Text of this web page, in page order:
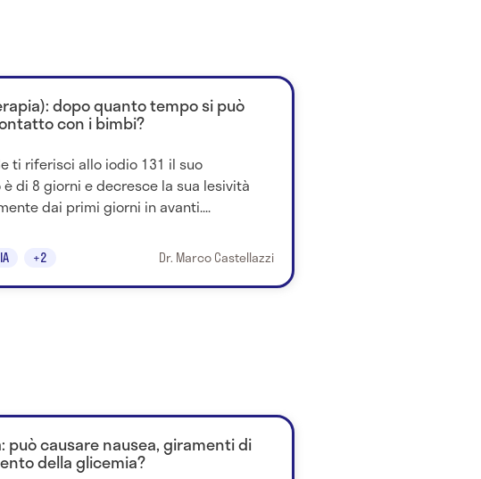
dopo quanto tempo si può
con i bimbi?
ti riferisci allo iodio 131 il suo
di 8 giorni e decresce la sua lesività
dai primi giorni in avanti....
+2 Dr. Marco Castellazzi
può causare nausea, giramenti di
della glicemia?